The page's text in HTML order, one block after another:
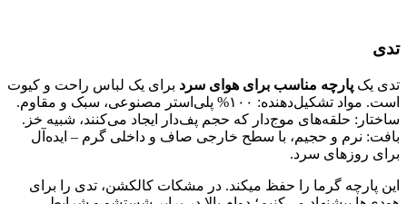
تدی
تدی یک پارچه مناسب برای هوای سرد برای یک لباس راحت و کیوت
است. مواد تشکیل‌دهنده: ۱۰۰% پلی‌استر مصنوعی، سبک و مقاوم.
ساختار: حلقه‌های موج‌دار که حجم پف‌دار ایجاد می‌کنند، شبیه خز.
بافت: نرم و حجیم، با سطح خارجی صاف و داخلی گرم – ایده‌آل
برای روزهای سرد.
این پارچه گرما را حفظ میکند. در مشکات کالکشن، تدی را برای